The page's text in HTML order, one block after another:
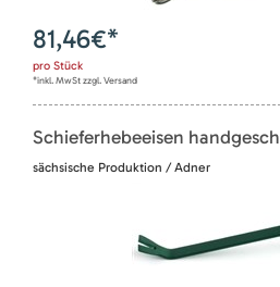
81,46€*
pro Stück
*inkl. MwSt zzgl. Versand
Schieferhebeeisen
sächsische Produktion / Adner